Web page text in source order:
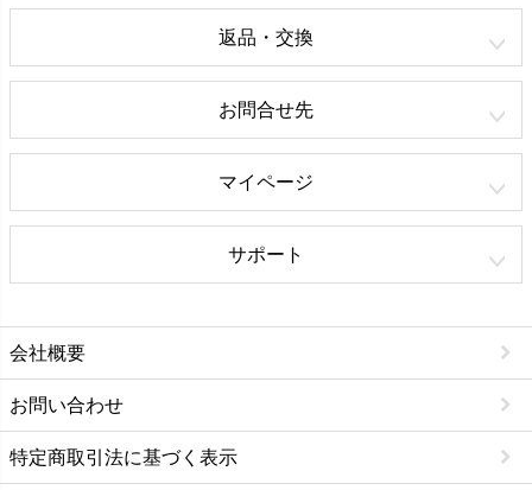
返品・交換
お問合せ先
マイページ
サポート
会社概要
お問い合わせ
特定商取引法に基づく表示